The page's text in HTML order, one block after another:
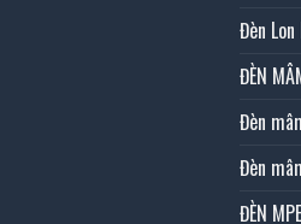
Đèn
ĐÈN
Đèn
Đèn
ĐÈN MPE